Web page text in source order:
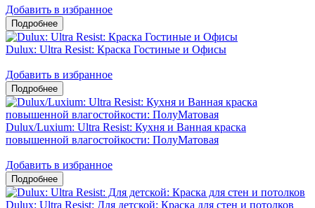
Добавить в избранное
Dulux: Ultra Resist: Краска Гостиные и Офисы
Добавить в избранное
Dulux/Luxium: Ultra Resist: Кухня и Ванная краска
повышенной влагостойкости: ПолуМатовая
Добавить в избранное
Dulux: Ultra Resist: Для детской: Краска для стен и потолков